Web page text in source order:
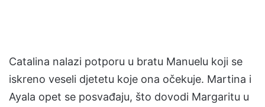
Catalina nalazi potporu u bratu Manuelu koji se
iskreno veseli djetetu koje ona očekuje. Martina i
Ayala opet se posvađaju, što dovodi Margaritu u